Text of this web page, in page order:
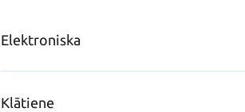
Elektroniska
Klātiene